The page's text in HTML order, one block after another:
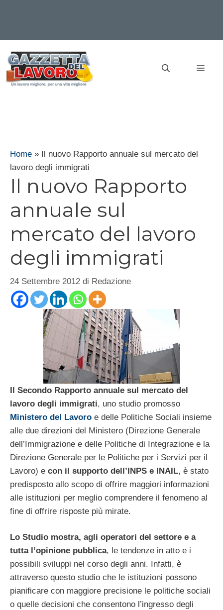
contenuto
Home »
Il nuovo Rapporto annuale sul mercato del
lavoro degli immigrati
Il nuovo Rapporto
annuale sul
mercato del lavoro
degli immigrati
24 Settembre 2012 di Redazione
Il Secondo Rapporto annuale sul mercato del
lavoro degli immigrati, uno studio promosso
Ministero del Lavoro e delle Politiche Sociali insieme
alle due direzioni del Ministero (Direzione Generale
dell’Immigrazione e delle Politiche di Integrazione e la
Direzione Generale per le Politiche per i Servizi per il
Lavoro) e con il supporto dell’INPS e lNAIL, è stato
predisposto allo scopo di offrire maggiori informazioni
alle istituzioni per meglio comprendere il fenomeno al
fine di offrire risposte più mirate.
Lo Studio mostra, agli operatori del settore e a
tutta l’opinione pubblica, le tendenze in atto e i
possibili sviluppi nel corso degli anni. Infatti, è
attraverso questo studio che le istituzioni possono
pianificare con maggiore precisione le politiche sociali
o quelle decisioni che consentono l’ingresso degli